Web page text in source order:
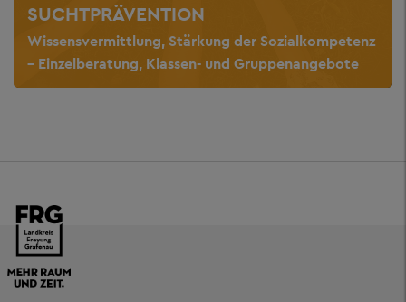
SUCHTPRÄVENTION
Wissensvermittlung, Stärkung der Sozialkompetenz
– Einzelberatung, Klassen- und Gruppenangebote